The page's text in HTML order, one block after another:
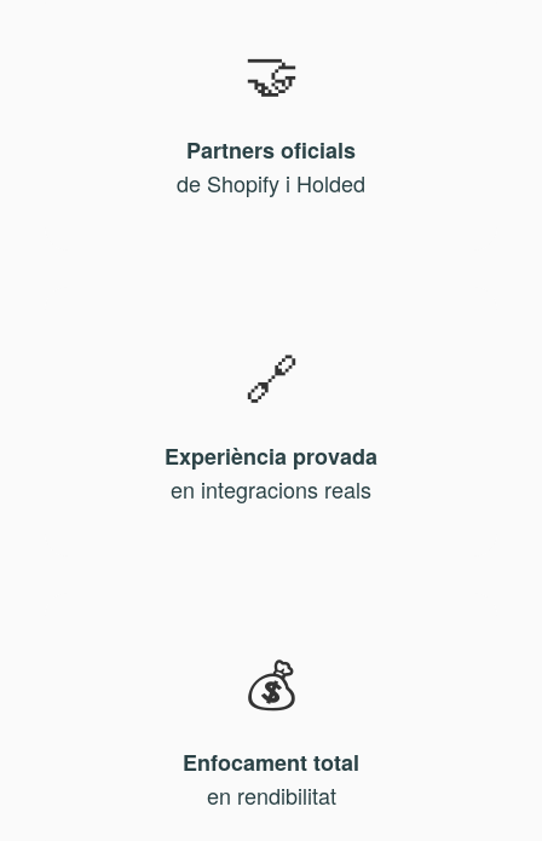
🤝
Partners oficials
de Shopify i Holded
🔗
Experiència provada
en integracions reals
💰
Enfocament total
en rendibilitat